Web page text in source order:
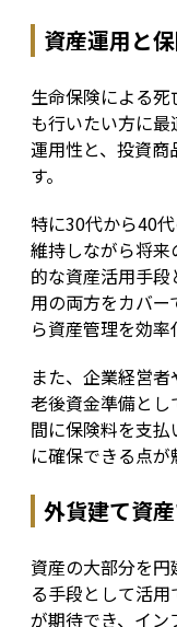
資産運用と
生命保険による
も行いたい方に
運用性と、投資商
す。
特に30代から40
維持しながら将
的な資産活用手
用の両方をカバ
ら資産管理を効率
また、企業経営
老後資金準備とし
間に保険料を支
に確保できる点が
外貨建て資
資産の大部分を
る手段として活
が期待でき、イ